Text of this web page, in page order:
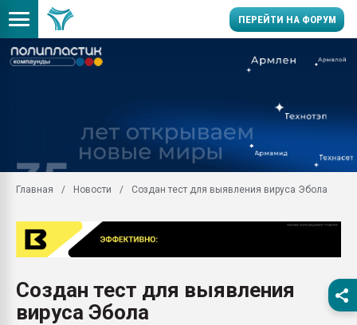
ПЕРЕЙТИ НА ФОРУМ
29.07.2026 ФРП помог
заводу пластмасс"
Помощь в подборе
Вакуум-формовочные
первый план в
Главная Новости Создан тест для выявления вируса Эбола
Создан тест для выявления
вируса Эбола